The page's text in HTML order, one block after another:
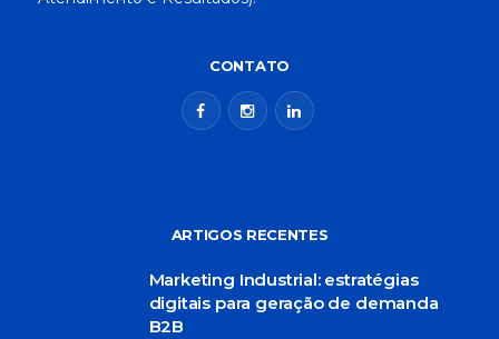
CONTATO
ARTIGOS RECENTES
Marketing Industrial: estratégias
digitais para geração de demanda
B2B